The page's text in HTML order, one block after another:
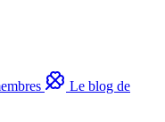
Le blog de